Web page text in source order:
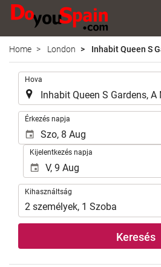
Home London Inhabit Queen S
Hova
Érkezés napja
Kijelentkezés napja
Kihasználtság
Kihasználtság
2 személyek, 1 Szoba
Keresés